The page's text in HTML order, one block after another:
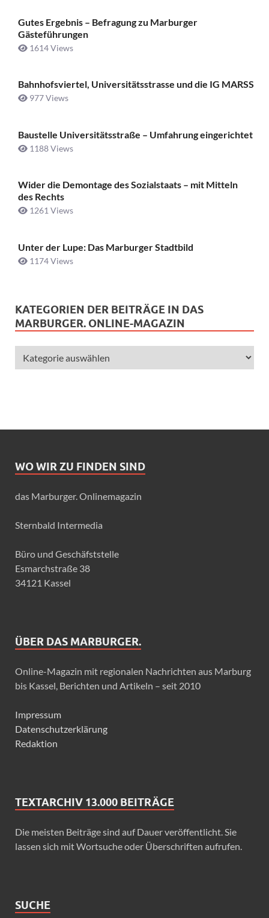
Gutes Ergebnis – Befragung zu Marburger
Gästeführungen
1614 Views
Bahnhofsviertel, Universitätsstrasse und die IG MARSS
977 Views
Baustelle Universitätsstraße ­– Umfahrung eingerichtet
1188 Views
Wider die Demontage des Sozialstaats – mit Mitteln
des Rechts
1261 Views
Unter der Lupe: Das Marburger Stadtbild
1174 Views
KATEGORIEN DER BEITRÄGE IN DAS
MARBURGER. ONLINE-MAGAZIN
WO WIR ZU FINDEN SIND
das Marburger. Onlinemagazin
Sternbald Intermedia
Büro und Geschäfststelle
Esmarchstraße 38
34121 Kassel
ÜBER DAS MARBURGER.
Online-Magazin mit regionalen Nachrichten aus Marburg
bis Kassel, Berichten und Artikeln – seit 2010
Impressum
Datenschutzerklärung
Redaktion
TEXTARCHIV 13.000 BEITRÄGE
Die meisten Beiträge sind auf Dauer veröffentlicht. Sie
lassen sich mit Wortsuche oder Überschriften aufrufen.
SUCHE